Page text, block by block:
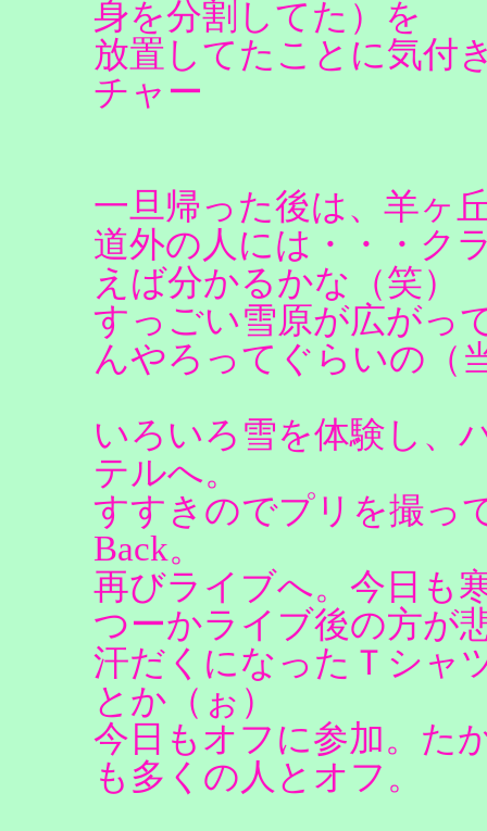
身を分割してた）を
放置してたことに気付
チャー
一旦帰った後は、羊ヶ
道外の人には・・・ク
えば分かるかな（笑）
すっごい雪原が広がっ
んやろってぐらいの（
いろいろ雪を体験し、
テルへ。
すすきのでプリを撮っ
Back。
再びライブへ。今日も
つーかライブ後の方が
汗だくになったＴシャ
とか（ぉ）
今日もオフに参加。た
も多くの人とオフ。